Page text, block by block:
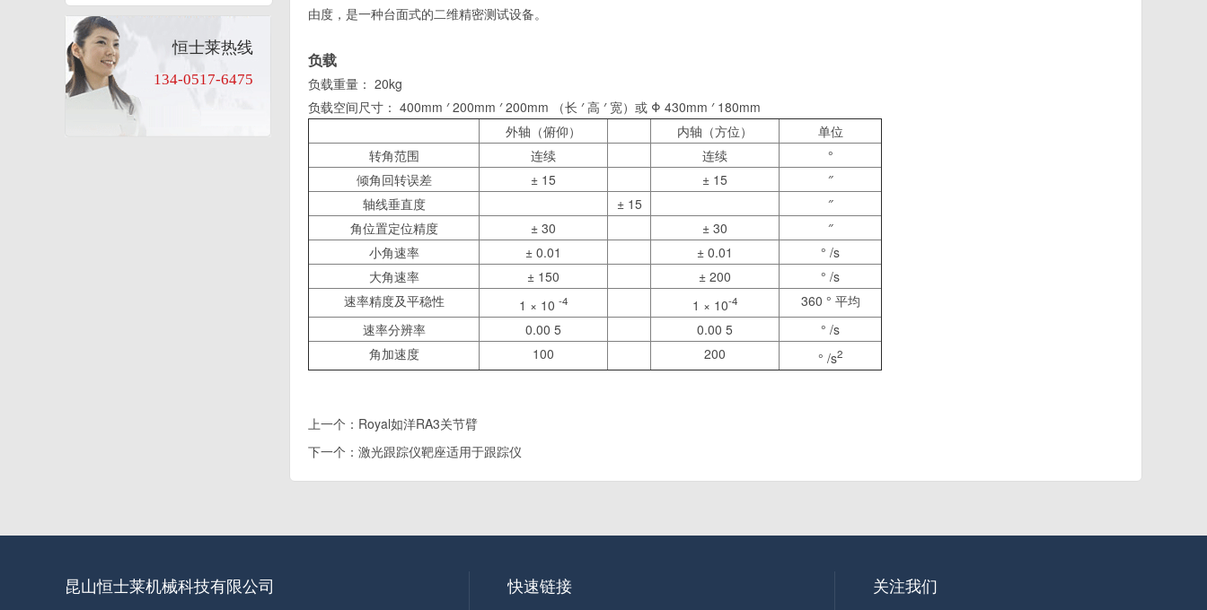
恒士莱热线
134-0517-6475
由度，是一种台面式的二维精密测试设备。
负载
负载重量： 20kg
负载空间尺寸： 400mm ′ 200mm ′ 200mm （长 ′ 高 ′ 宽）或 Φ 430mm ′ 180mm
外轴（俯仰）
内轴（方位）
单位
转角范围
连续 连续
°
倾角回转误差
± 15 ± 15
″
轴线垂直度
± 15
″
角位置定位精度
± 30 ± 30
″
小角速率
± 0.01 ± 0.01
° /s
大角速率
± 150 ± 200
° /s
速率精度及平稳性
1 × 10 -4 1 × 10-4
360 ° 平均
速率分辨率
0.00 5 0.00 5
° /s
角加速度
100 200 ° /s2
上一个： Royal如洋RA3关节臂
下一个： 激光跟踪仪靶座适用于跟踪仪
昆山恒士莱机械科技有限公司 快速链接 关注我们